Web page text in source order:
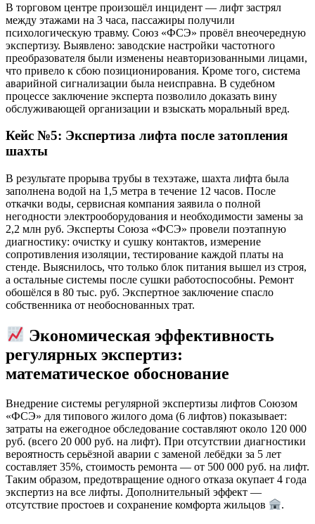
В торговом центре произошёл инцидент — лифт застрял
между этажами на 3 часа, пассажиры получили
психологическую травму. Союз «ФСЭ» провёл внеочередную
экспертизу. Выявлено: заводские настройки частотного
преобразователя были изменены неавторизованными лицами,
что привело к сбою позиционирования. Кроме того, система
аварийной сигнализации была неисправна. В судебном
процессе заключение эксперта позволило доказать вину
обслуживающей организации и взыскать моральный вред.
Кейс №5: Экспертиза лифта после затопления
шахты
В результате прорыва трубы в техэтаже, шахта лифта была
заполнена водой на 1,5 метра в течение 12 часов. После
откачки воды, сервисная компания заявила о полной
негодности электрооборудования и необходимости замены за
2,2 млн руб. Эксперты Союза «ФСЭ» провели поэтапную
диагностику: очистку и сушку контактов, измерение
сопротивления изоляции, тестирование каждой платы на
стенде. Выяснилось, что только блок питания вышел из строя,
а остальные системы после сушки работоспособны. Ремонт
обошёлся в 80 тыс. руб. Экспертное заключение спасло
собственника от необоснованных трат.
Экономическая эффективность
регулярных экспертиз:
математическое обоснование
Внедрение системы регулярной экспертизы лифтов Союзом
«ФСЭ» для типового жилого дома (6 лифтов) показывает:
затраты на ежегодное обследование составляют около 120 000
руб. (всего 20 000 руб. на лифт). При отсутствии диагностики
вероятность серьёзной аварии с заменой лебёдки за 5 лет
составляет 35%, стоимость ремонта — от 500 000 руб. на лифт.
Таким образом, предотвращение одного отказа окупает 4 года
экспертиз на все лифты. Дополнительный эффект —
отсутствие простоев и сохранение комфорта жильцов
.